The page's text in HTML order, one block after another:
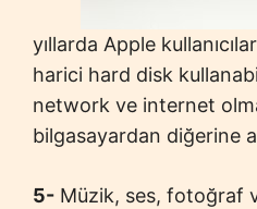
yıllarda Apple
harici hard disk
network ve internet
bilgasayardan diğerine
5- Müzik, ses, fotoğraf